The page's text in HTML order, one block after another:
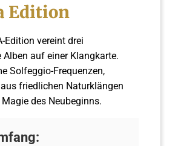
Edition
Edition vereint drei
auf einer Klangkarte.
Solfeggio-Frequenzen,
friedlichen Naturklängen
des Neubeginns.